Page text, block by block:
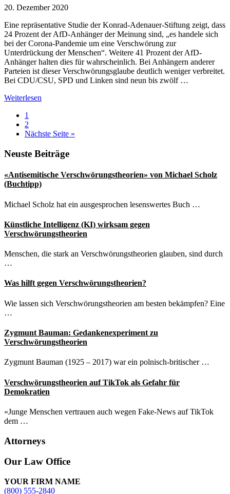
mit
Stasi-
Diktatur
gleichsetzt…….
20. Dezember 2020
Eine repräsentative Studie der Konrad-Adenauer-Stiftung zeigt, dass
24 Prozent der AfD-Anhänger der Meinung sind, „es handele sich
bei der Corona-Pandemie um eine Verschwörung zur
Unterdrückung der Menschen“. Weitere 41 Prozent der AfD-
Anhänger halten dies für wahrscheinlich. Bei Anhängern anderer
Parteien ist dieser Verschwörungsglaube deutlich weniger verbreitet.
Bei CDU/CSU, SPD und Linken sind neun bis zwölf …
Klare
AfD-
Anhänger
an
Corona-
Verschwörung
Weiterlesen
Seite
1
Seite
2
Nächste Seite aufrufen
»
Seitenspalte
Neuste Beiträge
«Antisemitische Verschwörungstheorien» von Michael Scholz
(Buchtipp)
Michael Scholz hat ein ausgesprochen lesenswertes Buch …
Künstliche Intelligenz (KI) wirksam gegen
Verschwörungstheorien
Menschen, die stark an Verschwörungstheorien glauben, sind durch
…
Was hilft gegen Verschwörungstheorien?
Wie lassen sich Verschwörungstheorien am besten bekämpfen? Eine
…
Zygmunt Bauman: Gedankenexperiment zu
Verschwörungstheorien
Zygmunt Bauman (1925 – 2017) war ein polnisch-britischer …
Verschwörungstheorien auf TikTok als Gefahr für
Demokratien
«Junge Menschen vertrauen auch wegen Fake-News auf TikTok
dem …
Attorneys
Site
Footer
Our Law Office
YOUR FIRM NAME
(800) 555-2840